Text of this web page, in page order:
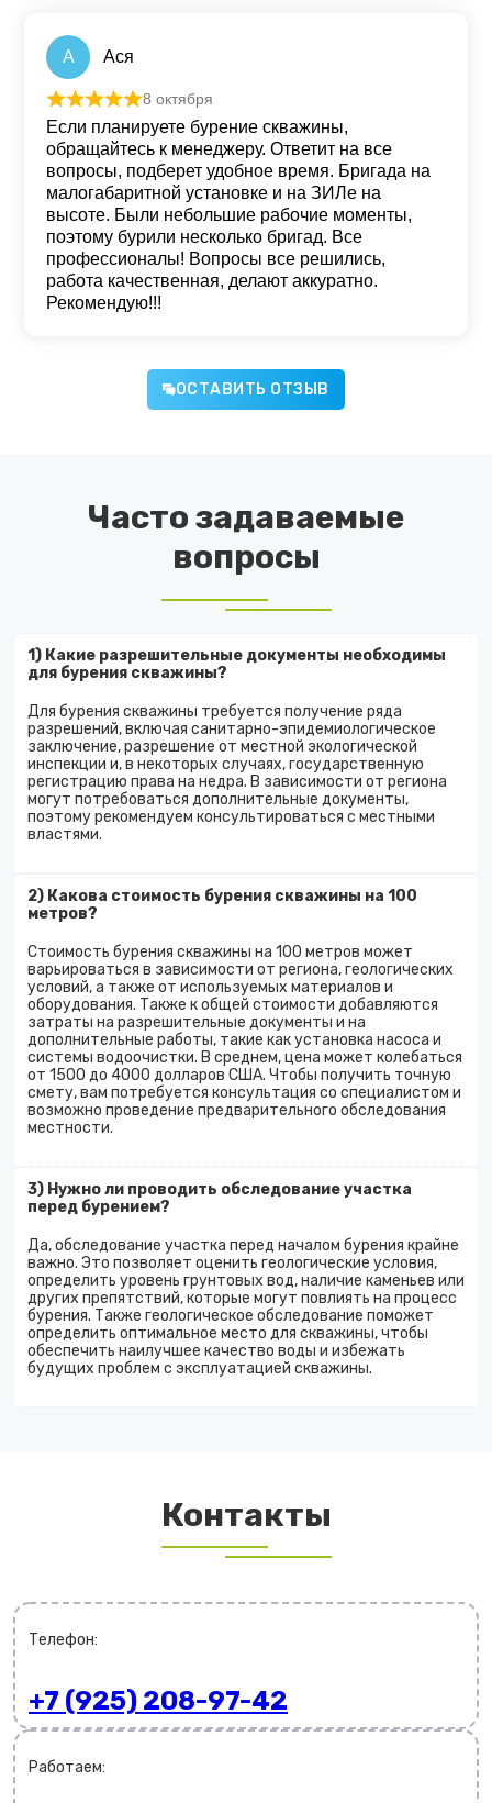
А Ася
Оценка
8 октября
Если планируете бурение скважины,
обращайтесь к менеджеру. Ответит на все
вопросы, подберет удобное время. Бригада на
малогабаритной установке и на ЗИЛе на
высоте. Были небольшие рабочие моменты,
поэтому бурили несколько бригад. Все
профессионалы! Вопросы все решились,
работа качественная, делают аккуратно.
Рекомендую!!!
ОСТАВИТЬ ОТЗЫВ
Часто задаваемые
вопросы
1) Какие разрешительные документы необходимы
для бурения скважины?
Для бурения скважины требуется получение ряда
разрешений, включая санитарно-эпидемиологическое
заключение, разрешение от местной экологической
инспекции и, в некоторых случаях, государственную
регистрацию права на недра. В зависимости от региона
могут потребоваться дополнительные документы,
поэтому рекомендуем консультироваться с местными
властями.
2) Какова стоимость бурения скважины на 100
метров?
Стоимость бурения скважины на 100 метров может
варьироваться в зависимости от региона, геологических
условий, а также от используемых материалов и
оборудования. Также к общей стоимости добавляются
затраты на разрешительные документы и на
дополнительные работы, такие как установка насоса и
системы водоочистки. В среднем, цена может колебаться
от 1500 до 4000 долларов США. Чтобы получить точную
смету, вам потребуется консультация со специалистом и
возможно проведение предварительного обследования
местности.
3) Нужно ли проводить обследование участка
перед бурением?
Да, обследование участка перед началом бурения крайне
важно. Это позволяет оценить геологические условия,
определить уровень грунтовых вод, наличие каменьев или
других препятствий, которые могут повлиять на процесс
бурения. Также геологическое обследование поможет
определить оптимальное место для скважины, чтобы
обеспечить наилучшее качество воды и избежать
будущих проблем с эксплуатацией скважины.
Контакты
Телефон:
+7 (925) 208-97-42
Работаем: